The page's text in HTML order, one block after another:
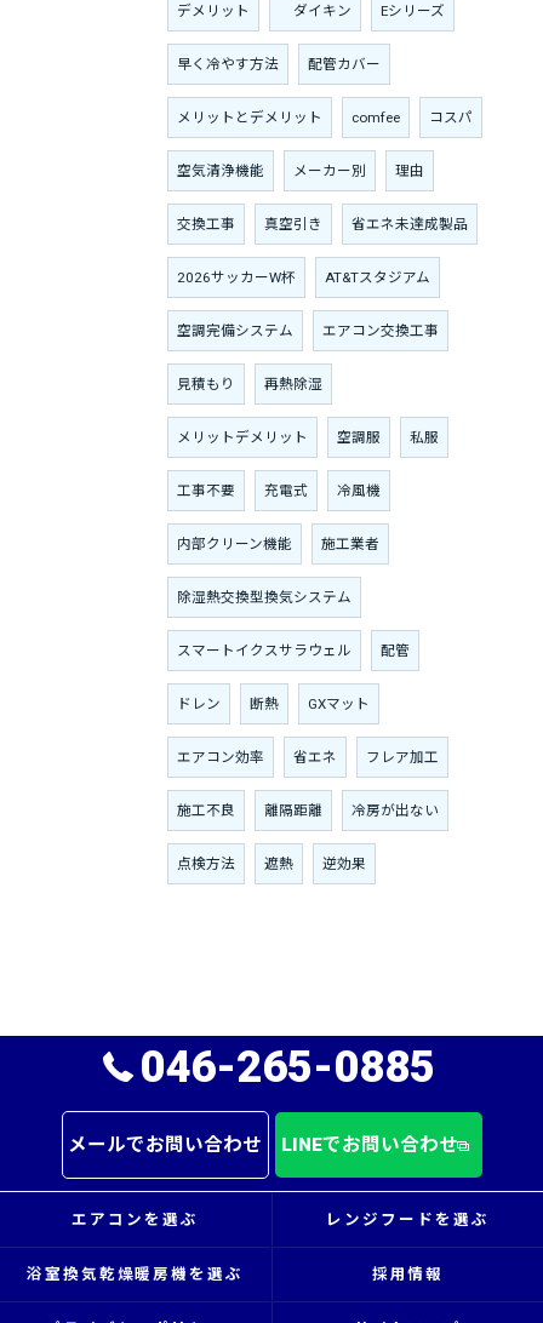
デメリット ダイキン Eシリーズ
早く冷やす方法 配管カバー
メリットとデメリット comfee コスパ
空気清浄機能 メーカー別 理由
交換工事 真空引き 省エネ未達成製品
2026サッカーW杯 AT&Tスタジアム
空調完備システム エアコン交換工事
見積もり 再熱除湿
メリットデメリット 空調服 私服
工事不要 充電式 冷風機
内部クリーン機能 施工業者
除湿熱交換型換気システム
スマートイクスサラウェル 配管
ドレン 断熱 GXマット
エアコン効率 省エネ フレア加工
施工不良 離隔距離 冷房が出ない
点検方法 遮熱 逆効果
046-265-0885
メールでお問い合わせ LINEでお問い合わせ
エアコンを選ぶ レンジフードを選ぶ
浴室換気乾燥暖房機を選ぶ 採用情報